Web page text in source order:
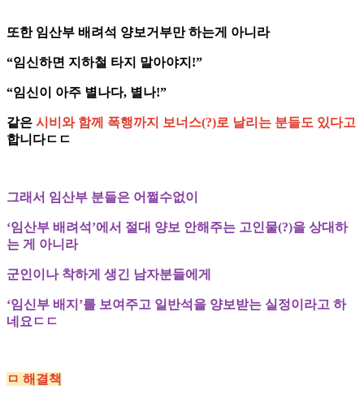
또한 임산부 배려석 양보거부만 하는게 아니라
“임신하면 지하철 타지 말아야지!”
“임신이 아주 별나다, 별나!”
같은 시비와 함께 폭행까지 보너스(?)로 날리는 분들도 있다고
합니다ㄷㄷ
그래서 임산부 분들은 어쩔수없이
‘임산부 배려석’에서 절대 양보 안해주는 고인물(?)을 상대하
는 게 아니라
군인이나 착하게 생긴 남자분들에게
‘임신부 배지’를 보여주고 일반석을 양보받는 실정이라고 하
네요ㄷㄷ
ㅁ 해결책